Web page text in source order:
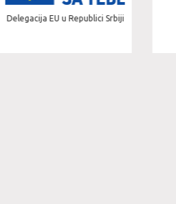
Ministarstvo zdravlja